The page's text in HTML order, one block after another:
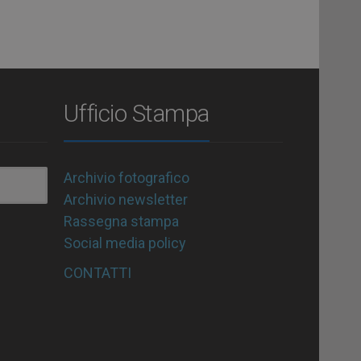
Ufficio Stampa
Archivio fotografico
Archivio newsletter
Rassegna stampa
Social media policy
CONTATTI